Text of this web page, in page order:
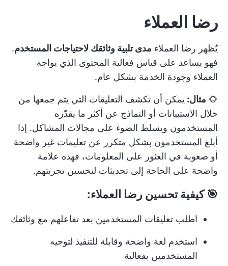
رضا العملاء
يُظهر رضا العملاء مدى تلبية وثائقك لاحتياجات المستخدم.
فهو يساعد على قياس فعالية المحتوى الذي يواجه
العملاء وجودة الخدمة بشكل عام.
🌻 مثال: يمكن أن تكشف التعليقات التي يتم جمعها من
خلال الاستبيانات أو النماذج عن أكثر ما يقدّره
المستخدمون ويسلط الضوء على مجالات المشاكل. إذا
أبلغ المستخدمون بشكل متكرر عن تعليمات غير واضحة
أو صعوبة في العثور على المعلومات، فهذه علامة
واضحة على الحاجة إلى تحديثات لتحسين تجربتهم.
🎯 كيفية تحسين رضا العملاء:
اطلب تعليقات المستخدمين بعد تفاعلهم مع وثائقك
استخدم لغة واضحة وقابلة للتنفيذ لتوجيه
المستخدمين بفعالية